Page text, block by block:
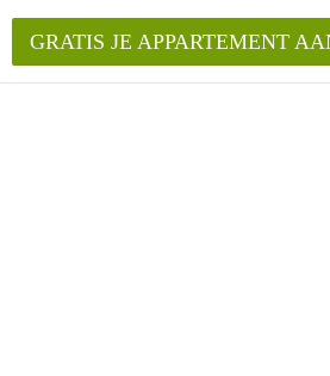
in Roermond?
GRATIS JE APPARTEMENT